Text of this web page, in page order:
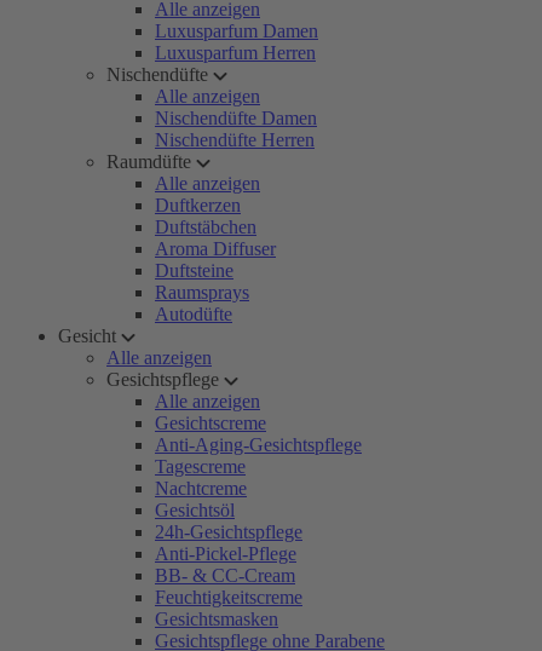
Alle anzeigen
Luxusparfum Damen
Luxusparfum Herren
Nischendüfte
Alle anzeigen
Nischendüfte Damen
Nischendüfte Herren
Raumdüfte
Alle anzeigen
Duftkerzen
Duftstäbchen
Aroma Diffuser
Duftsteine
Raumsprays
Autodüfte
Gesicht
Alle anzeigen
Gesichtspflege
Alle anzeigen
Gesichtscreme
Anti-Aging-Gesichtspflege
Tagescreme
Nachtcreme
Gesichtsöl
24h-Gesichtspflege
Anti-Pickel-Pflege
BB- & CC-Cream
Feuchtigkeitscreme
Gesichtsmasken
Gesichtspflege ohne Parabene